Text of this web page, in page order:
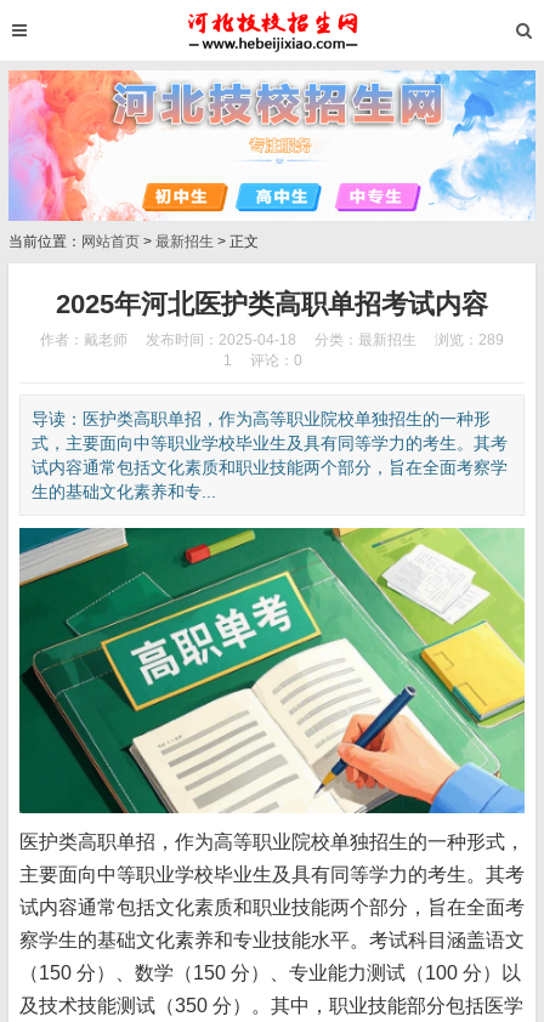
当前位置： 网站首页 > 最新招生 > 正文
2025年河北医护类高职单招考试内容
作者：戴老师 发布时间：2025-04-18 分类： 最新招生
浏览：289
1
评论：0
导读：医护类高职单招，作为高等职业院校单独招生的一种形
式，主要面向中等职业学校毕业生及具有同等学力的考生。其考
试内容通常包括文化素质和职业技能两个部分，旨在全面考察学
生的基础文化素养和专...
医护类高职单招，作为高等职业院校单独招生的一种形式，
主要面向中等职业学校毕业生及具有同等学力的考生。其考
试内容通常包括文化素质和职业技能两个部分，旨在全面考
察学生的基础文化素养和专业技能水平。考试科目涵盖语文
（150 分）、数学（150 分）、专业能力测试（100 分）以
及技术技能测试（350 分）。其中，职业技能部分包括医学